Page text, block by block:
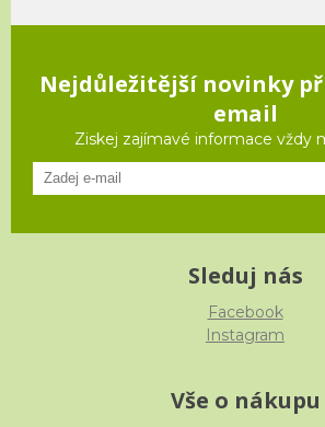
Nejdůležitější novinky
email
Ziskej zajímavé informace vždy
Sleduj nás
Facebook
Instagram
Vše o nákupu